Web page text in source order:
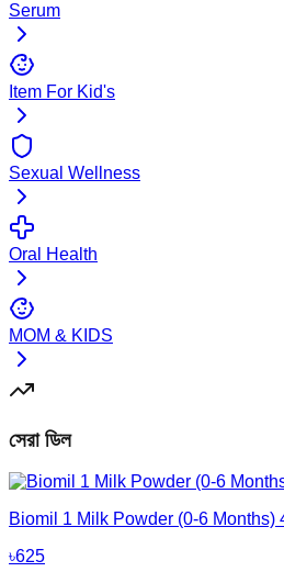
Serum
Item For Kid's
Sexual Wellness
Oral Health
MOM & KIDS
সেরা ডিল
Biomil 1 Milk Powder (0-6 Months)
৳625